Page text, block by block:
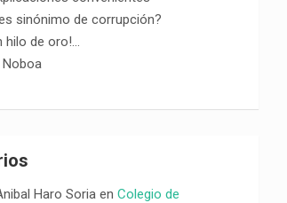
sinónimo de corrupción?
hilo de oro!…
Noboa
Haro Soria enColegio de